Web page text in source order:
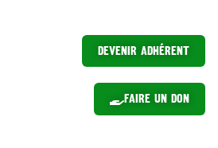
Devenir Adhérent
Faire un Don